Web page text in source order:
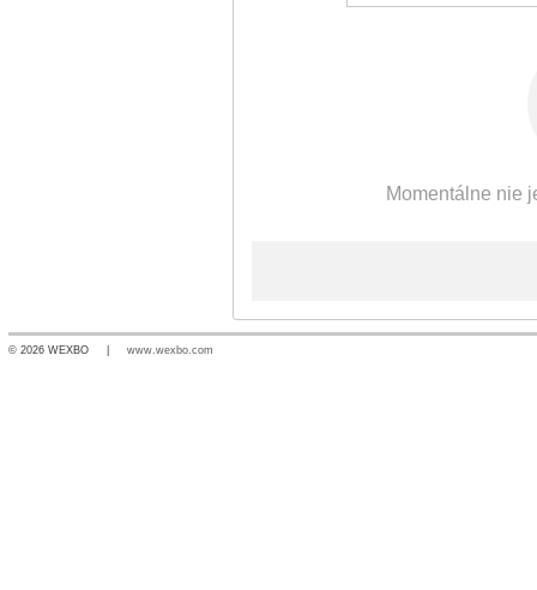
Momentálne nie
© 2026 WEXBO | www.wexbo.com